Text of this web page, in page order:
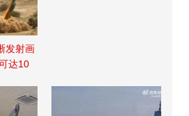
发射画
达10